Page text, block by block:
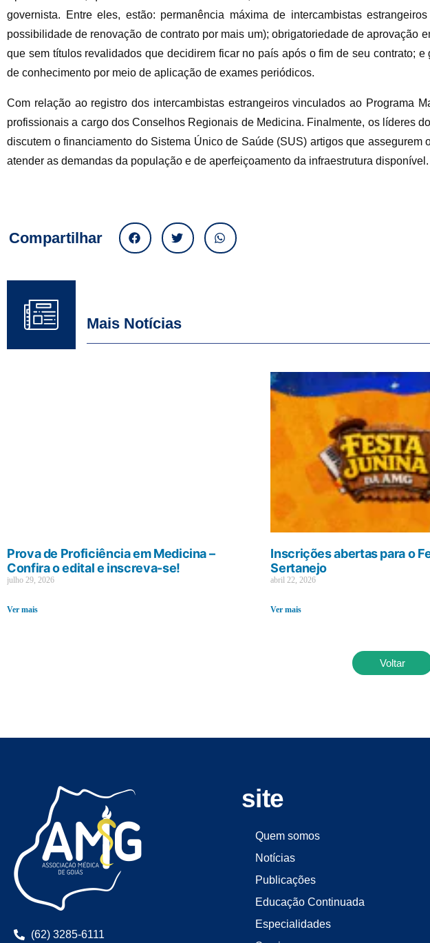
governista. Entre eles, estão: permanência máxima de intercambistas
possibilidade de renovação de contrato por mais um); obrigatoriedade de aprovação
que sem títulos revalidados que decidirem ficar no país após o fim de seu contrato;
de conhecimento por meio de aplicação de exames periódicos.
Com relação ao registro dos intercambistas estrangeiros vinculados ao Programa
profissionais a cargo dos Conselhos Regionais de Medicina. Finalmente, os líderes
discutem o financiamento do Sistema Único de Saúde (SUS) artigos que
atender as demandas da população e de aperfeiçoamento da infraestrutura disponível.
Compartilhar
Mais Notícias
Prova de Proficiência em Medicina –
Confira o edital e inscreva-se!
julho 29, 2026
Ver mais
Inscrições abertas para o
Sertanejo
abril 22, 2026
Ver mais
Voltar
(62) 3285-6111
site
Quem somos
Notícias
Publicações
Educação Continuada
Especialidades